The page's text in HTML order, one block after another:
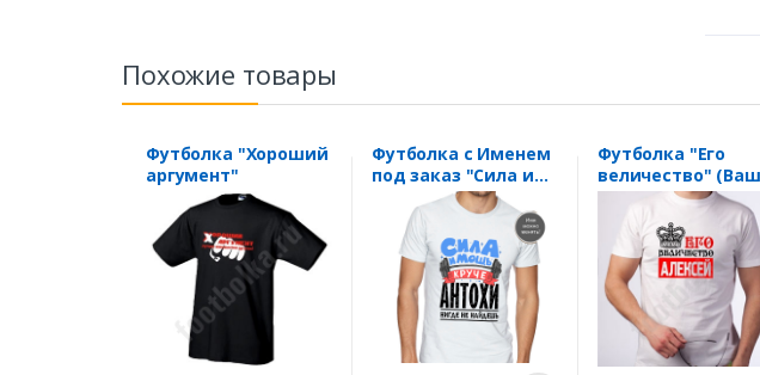
Похожие товары
Футболка "Хороший
аргумент"
Футболка с Именем
под заказ "Сила и
мощь, круче не
найдешь"
Футболка "Его
величество"
имя)